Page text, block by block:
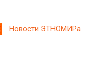
Новости ЭТНОМИРа